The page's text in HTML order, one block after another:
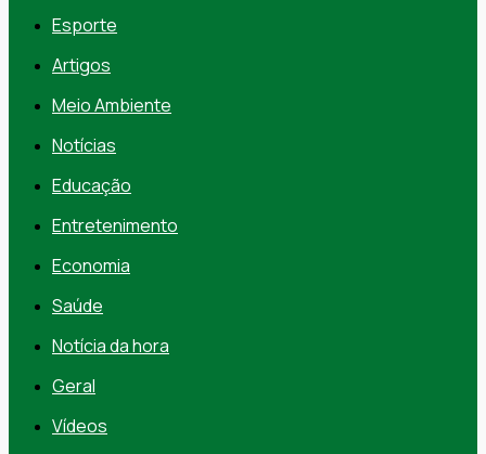
Esporte
Artigos
Meio Ambiente
Notícias
Educação
Entretenimento
Economia
Saúde
Notícia da hora
Geral
Vídeos